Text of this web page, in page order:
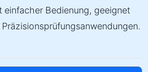
einfacher Bedienung, geeignet